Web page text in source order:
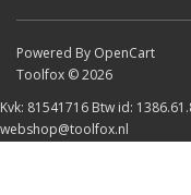
Powered By OpenCart
Toolfox © 2026
Kvk: 81541716 Btw id:
webshop@toolfox.nl